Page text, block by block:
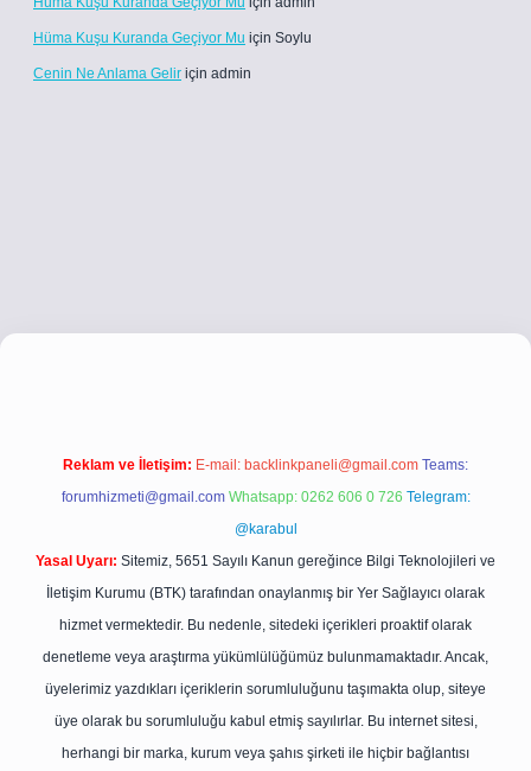
Hüma Kuşu Kuranda Geçiyor Mu için Soylu
Cenin Ne Anlama Gelir için admin
betci girişbetci girişhiltonbet yeni giriş
Reklam ve İletişim: E-mail: backlinkpaneli@gmail.com Teams:
forumhizmeti@gmail.com Whatsapp: 0262 606 0 726 Telegram:
@karabul
Yasal Uyarı: Sitemiz, 5651 Sayılı Kanun gereğince Bilgi Teknolojileri ve
İletişim Kurumu (BTK) tarafından onaylanmış bir Yer Sağlayıcı olarak
hizmet vermektedir. Bu nedenle, sitedeki içerikleri proaktif olarak
denetleme veya araştırma yükümlülüğümüz bulunmamaktadır. Ancak,
üyelerimiz yazdıkları içeriklerin sorumluluğunu taşımakta olup, siteye
üye olarak bu sorumluluğu kabul etmiş sayılırlar. Bu internet sitesi,
herhangi bir marka, kurum veya şahıs şirketi ile hiçbir bağlantısı